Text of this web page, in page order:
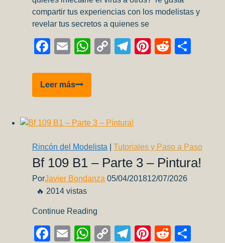
compartir tus experiencias con los modelistas y
revelar tus secretos a quienes se
Facebook
EmailWhatsApp
CopyTelegram
Pinterest
Reddit
Leer másRevell
busca
para
tutoriales
Rincón del Modelista Tutoriales y Paso a Paso
Bf 109 B1 – Parte 3 – Pintura!
PorJavier Bondanza 05/04/201812/07/2026
🔥 2014 vistas
Continue Reading
Facebook
EmailWhatsApp
CopyTelegram
Pinterest
Reddit